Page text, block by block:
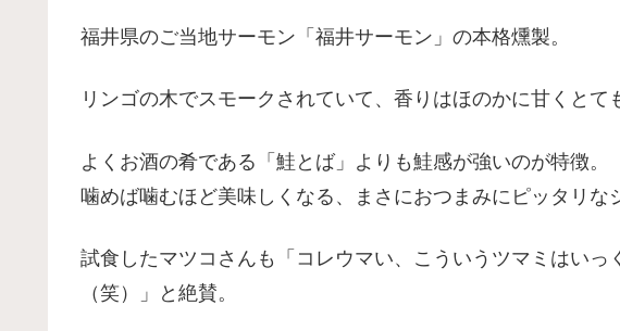
福井県のご当地サーモン「福井サーモン」の本格燻製。
リンゴの木でスモークされていて、香りはほのかに甘くとて
よくお酒の肴である「鮭とば」よりも鮭感が強いのが特徴。
噛めば噛むほど美味しくなる、まさにおつまみにピッタリな
試食したマツコさんも「コレウマい、こういうツマミはいっ
（笑）」と絶賛。